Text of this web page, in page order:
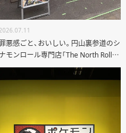
2026.07.11
悪感ごと、おいしい。円山裏参道のシ
ナモンロール専門店「The North Rolls」